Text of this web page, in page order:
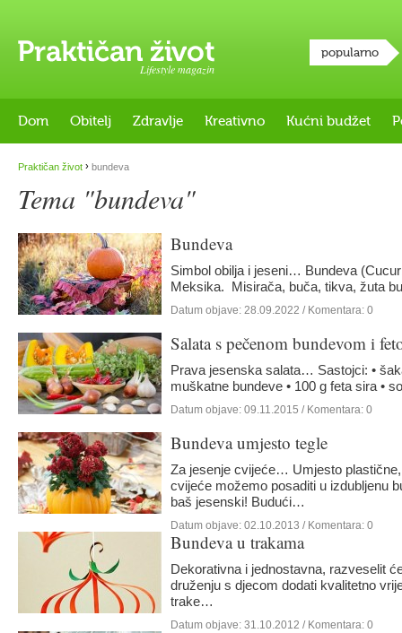
Lifestyle magazin
popularno
Dom Obitelj Zdravlje Kreativno Kućni budžet
Praktičan život › bundeva
Tema "bundeva"
Bundeva
Simbol obilja i jeseni… Bundeva
Meksika. Misirača, buča, tikva, žuta
Datum objave: 28.09.2022 / Komentara: 0
Salata s pečenom bundevom i
Prava jesenska salata… Sastojci: •
muškatne bundeve • 100 g feta sira •
Datum objave: 09.11.2015 / Komentara: 0
Bundeva umjesto tegle
Za jesenje cvijeće… Umjesto
cvijeće možemo posaditi u izdubljenu
baš jesenski! Budući…
Datum objave: 02.10.2013 / Komentara: 0
Bundeva u trakama
Dekorativna i jednostavna, razveselit
druženju s djecom dodati kvalitetno
trake…
Datum objave: 31.10.2012 / Komentara: 0